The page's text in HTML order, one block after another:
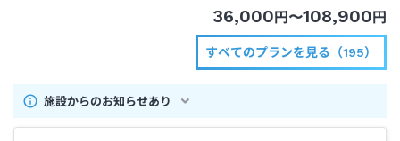
36,000 円 〜108,900 円
すべてのプランを見る（195）
施設からのお知らせあり